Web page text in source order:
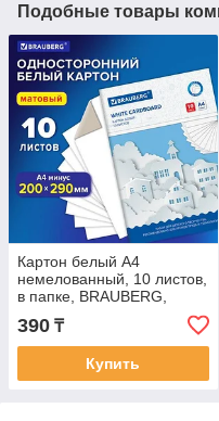
Подобные товары
Картон белый А4
немелованный, 10 листов,
в папке, BRAUBERG,
200х290 мм, "Домики"
390 ₸
Купить